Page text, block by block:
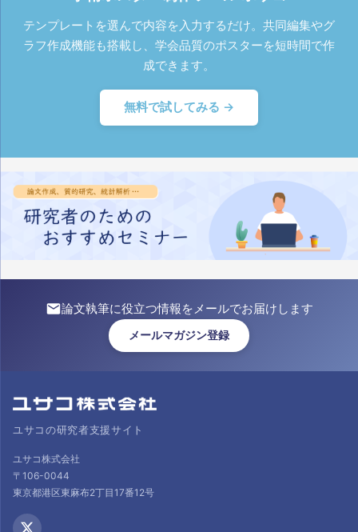
テンプレートを選んで内容を入力するだけ。共同編集やグ
ラフ作成機能も搭載し、学会品質のポスターを短時間で作
成できます。
無料で試してみる →
論文執筆に役立つ情報をメールでお届けします
メールマガジン登録
ユサコの研究者支援サイト
ユサコ株式会社
〒106-0044
東京都港区東麻布2丁目17番12号